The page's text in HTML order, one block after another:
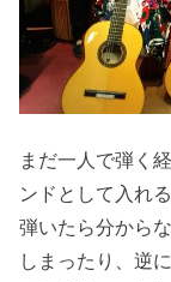
まだ一人で弾く
ンドとして入れ
弾いたら分から
しまったり、逆